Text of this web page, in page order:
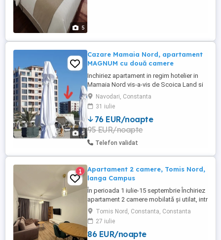
5
5
Cazare Mamaia Nord, apartament
MAGNUM cu două camere
Inchiriez apartament in regim hotelier in
Mamaia Nord vis-a-vis de Scoica Land si
complex Phoenicia, apartamentul are 1
dormitor, 1 living cu canapea extensibilă,
bucătărie utilată, baie și balcon. Dotări:
-2TV LCD de80cm si 100cm -frigider si
congelator -cuptor,plită aragaz -centrală
proprie -expresor ...
Navodari, Constanta
31 iulie
76 EUR/noapte
95 EUR/noapte
Telefon validat
1
Apartament 2 camere, Tomis Nord,
langa Campus
În perioada 1 iulie-15 septembrie Închiriez
apartament 2 camere mobilată și utilat, intr
un bloc nou, modern, recent renovat, se
află pe strada Smaraldului, lângă Campus
universitar, aproape de stațiunea Mamaia,
Satul de vacanță, City Park Mall. Dispune
Tomis Nord, Constanta, Constanta
27 iulie
86 EUR/noapte